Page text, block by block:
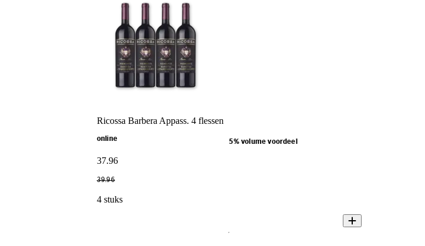
Ricossa Barbera Appass. 4 flessen
online 5% volume voordeel
37.96
39.96
4 stuks